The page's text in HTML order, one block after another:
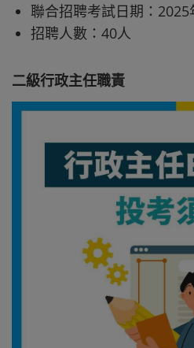
聯合招聘考試日期：2025
招聘人數：40人
二級行政主任職責